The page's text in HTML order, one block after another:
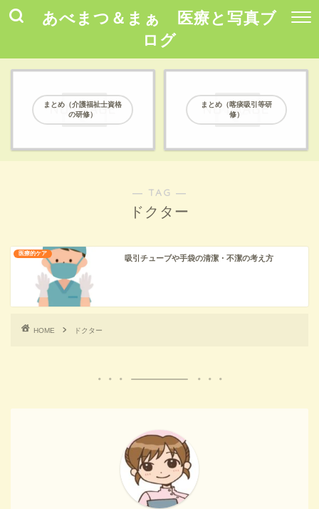
あべまつ＆まぁ 医療と写真ブ
ログ
まとめ（介護福祉士資格
の研修）
まとめ（喀痰吸引等研
修）
― TAG ―
ドクター
医療的ケア
吸引チューブや手袋の清潔・不潔の考え方
HOME ドクター